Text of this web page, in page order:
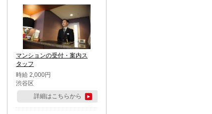
マンションの受付・案内ス
タッフ
時給 2,000円
渋谷区
詳細はこちらから